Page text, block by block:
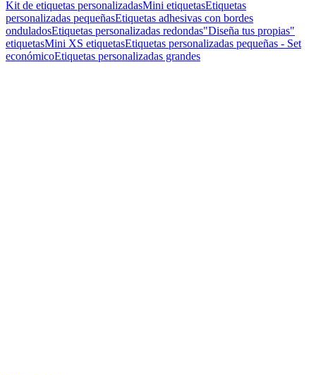
Kit de etiquetas personalizadasMini etiquetasEtiquetas
personalizadas pequeñasEtiquetas adhesivas con bordes
onduladosEtiquetas personalizadas redondas"Diseña tus propias"
etiquetasMini XS etiquetasEtiquetas personalizadas pequeñas - Set
económicoEtiquetas personalizadas grandes